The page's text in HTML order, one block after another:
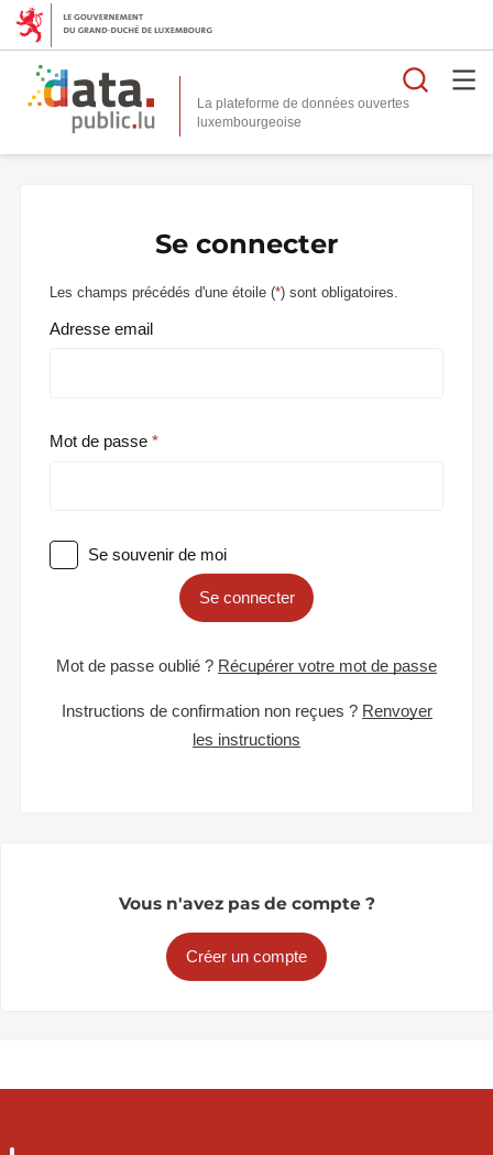
La plateforme de données ouvertes
Se connecter
Les champs précédés d'une étoile (*) sont obligatoires.
Adresse email
Mot de passe
Se souvenir de moi
Se connecter
Mot de passe oublié ? Récupérer votre mot de passe
Instructions de confirmation non reçues ? Renvoyer
les instructions
Vous n'avez pas de compte ?
Créer un compte